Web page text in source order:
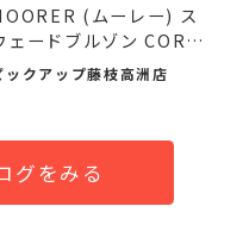
(ムーレー) ス
ェードブルゾン COREL
...
ックアップ藤枝高洲店
グをみる